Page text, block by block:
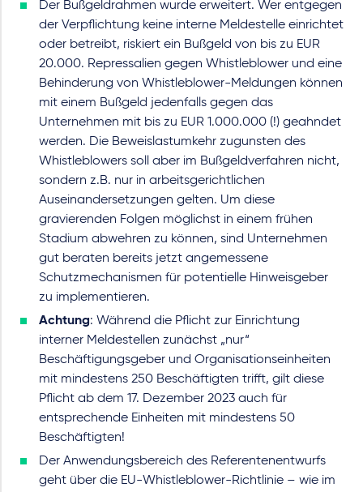
Der Bußgeldrahmen wurde erweitert. Wer entgegen
der Verpflichtung keine interne Meldestelle einrichtet
oder betreibt, riskiert ein Bußgeld von bis zu EUR
20.000. Repressalien gegen Whistleblower und eine
Behinderung von Whistleblower-Meldungen können
mit einem Bußgeld jedenfalls gegen das
Unternehmen mit bis zu EUR 1.000.000 (!) geahndet
werden. Die Beweislastumkehr zugunsten des
Whistleblowers soll aber im Bußgeldverfahren nicht,
sondern z.B. nur in arbeitsgerichtlichen
Auseinandersetzungen gelten. Um diese
gravierenden Folgen möglichst in einem frühen
Stadium abwehren zu können, sind Unternehmen
gut beraten bereits jetzt angemessene
Schutzmechanismen für potentielle Hinweisgeber
zu implementieren.
Achtung: Während die Pflicht zur Einrichtung
interner Meldestellen zunächst „nur“
Beschäftigungsgeber und Organisationseinheiten
mit mindestens 250 Beschäftigten trifft, gilt diese
Pflicht ab dem 17. Dezember 2023 auch für
entsprechende Einheiten mit mindestens 50
Beschäftigten!
Der Anwendungsbereich des Referentenentwurfs
geht über die EU-Whistleblower-Richtlinie – wie im